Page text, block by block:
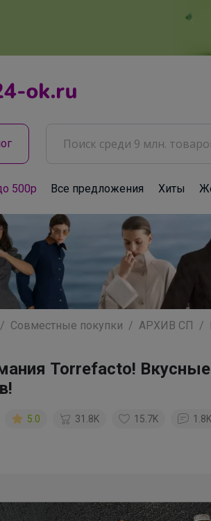
500р Все предложения Хиты
Совместные покупки АРХИВ СП
Torrefacto!
5.0 31.8K 15.7K 1.8K